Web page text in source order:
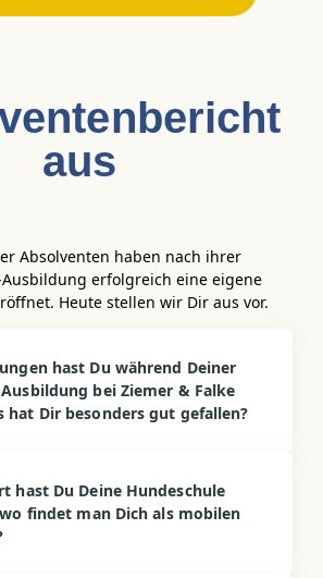
aus
Absolventen haben nach ihrer
erfolgreich eine eigene
Heute stellen wir Dir aus vor.
hast Du während Deiner
bei Ziemer & Falke
hat Dir besonders gut gefallen?
hast Du Deine Hundeschule
findet man Dich als mobilen